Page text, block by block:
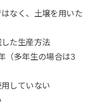
なく、土壌を用いた
た生産方法
（多年生の場合は3
していない